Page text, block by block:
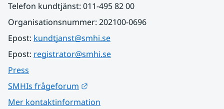
Telefon kundtjänst: 011-495 82 00
Organisationsnummer: 202100-0696
Epost: kundtjanst@smhi.se
Epost: registrator@smhi.se
Press
SMHIs frågeforum
Mer kontaktinformation